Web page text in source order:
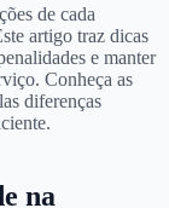
de cada
artigo traz dicas
e manter
Conheça as
diferenças
na